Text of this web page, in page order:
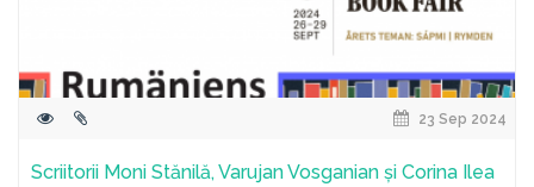
23 Sep 2024
Scriitorii Moni Stănilă, Varujan Vosganian și Corina Ilea